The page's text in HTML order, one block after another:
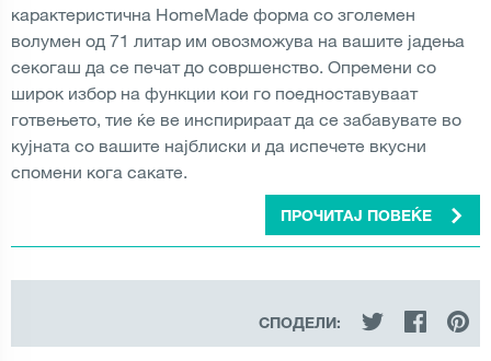
карактеристична HomeMade форма со зголемен
волумен од 71 литар им овозможува на вашите јадења
секогаш да се печат до совршенство. Опремени со
широк избор на функции кои го поедноставуваат
готвењето, тие ќе ве инспирираат да се забавувате во
кујната со вашите најблиски и да испечете вкусни
спомени кога сакате.
ПРОЧИТАЈ ПОВЕЌЕ
СПОДЕЛИ: